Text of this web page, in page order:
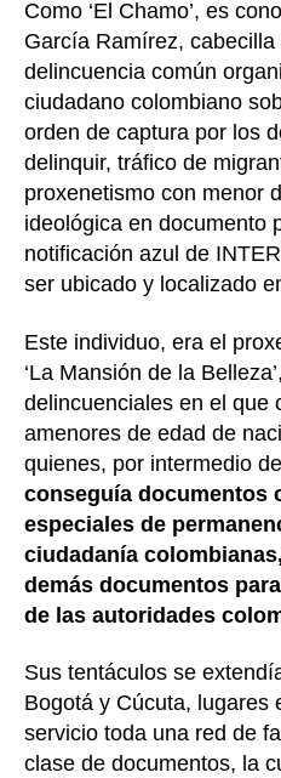
Como ‘El Chamo’, es
García Ramírez,
delincuencia común
ciudadano colombiano
orden de captura por los
delinquir, tráfico de
proxenetismo con menor
ideológica en documento
notificación azul de
ser ubicado y localizado
Este individuo, era el
‘La Mansión de la
delincuenciales en el que
amenores de edad de
quienes, por intermedio
conseguía documentos
especiales de
ciudadanía
demás documentos
de las autoridades
Sus tentáculos se
Bogotá y Cúcuta, lugares
servicio toda una red de
clase de documentos, la